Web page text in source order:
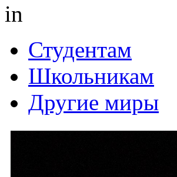
in
Студентам
Школьникам
Другие миры